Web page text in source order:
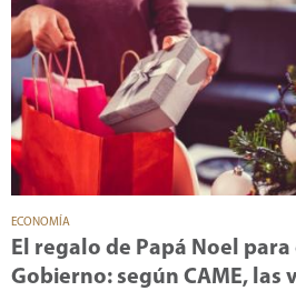
ECONOMÍA
El regalo de Papá Noel para
Gobierno: según CAME, las